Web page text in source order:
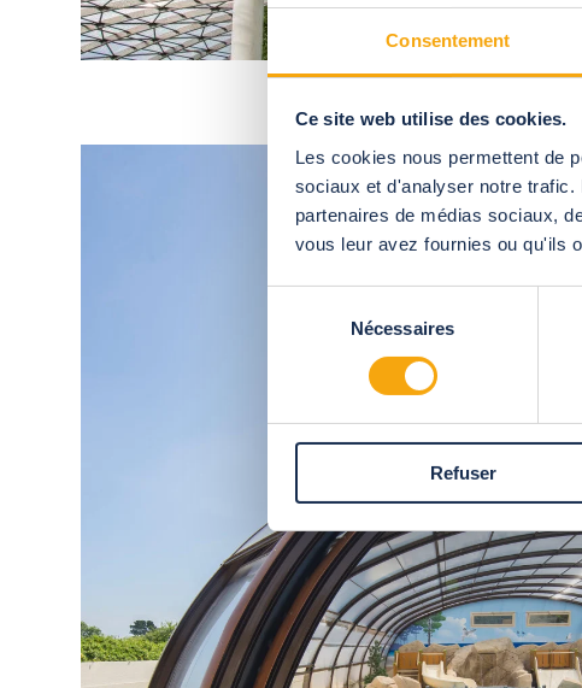
Consentement
Ce site web utilise des cookies.
Les cookies nous permettent de
sociaux et d'analyser notre
partenaires de médias sociaux,
vous leur avez fournies ou qu'ils
consentement
Nécessaires
Refuser